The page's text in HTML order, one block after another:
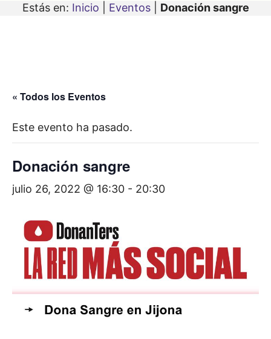
Estás en: Inicio Eventos| Donación sangre
« Todos los Eventos
Este evento ha pasado.
Donación sangre
julio 26, 2022 @ 16:30 - 20:30